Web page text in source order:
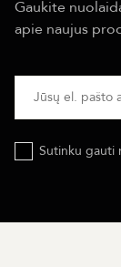
Gaukite
apie naujus
Sutinku gauti